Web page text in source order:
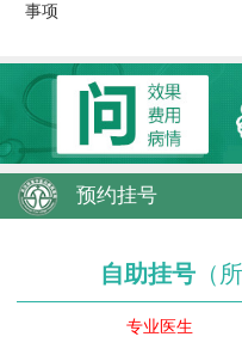
事项
预约挂号
自助挂号 （
专业医生